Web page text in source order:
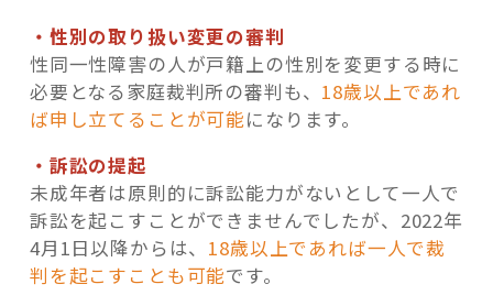
・性別の取り扱い変更の審判
性同一性障害の人が戸籍上の性別を変更する時に
必要となる家庭裁判所の審判も、 18歳以上であれ
ば申し立てることが可能になります。
・訴訟の提起
未成年者は原則的に訴訟能力がないとして一人で
訴訟を起こすことができませんでしたが、2022年
4月1日以降からは、 18歳以上であれば一人で裁
判を起こすことも可能です。